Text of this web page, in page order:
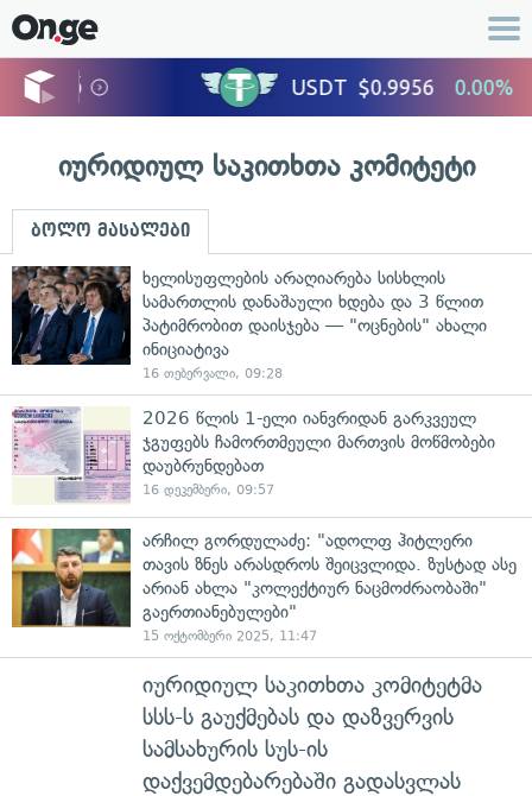
იურიდიულ საკითხთა კომიტეტი
ბოლო მასალები
ხელისუფლების არაღიარება სისხლის
სამართლის დანაშაული ხდება და 3 წლით
პატიმრობით დაისჯება — "ოცნების" ახალი
ინიციატივა
16 თებერვალი, 09:28
2026 წლის 1-ელი იანვრიდან გარკვეულ
ჯგუფებს ჩამორთმეული მართვის მოწმობები
დაუბრუნდებათ
16 დეკემბერი, 09:57
არჩილ გორდულაძე: "ადოლფ ჰიტლერი
თავის ზნეს არასდროს შეიცვლიდა. ზუსტად ასე
არიან ახლა "კოლექტიურ ნაცმოძრაობაში"
გაერთიანებულები"
15 ოქტომბერი 2025, 11:47
იურიდიულ საკითხთა კომიტეტმა
სსს-ს გაუქმებას და დაზვერვის
სამსახურის სუს-ის
დაქვემდებარებაში გადასვლას